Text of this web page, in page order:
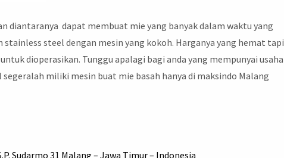
diantaranya dapat membuat mie yang banyak dalam waktu yang
steel dengan mesin yang kokoh. Harganya yang hemat tapi
dioperasikan. Tunggu apalagi bagi anda yang mempunyai usaha
miliki mesin buat mie basah hanya di maksindo Malang
Sudarmo 31 Malang – Jawa Timur – Indonesia